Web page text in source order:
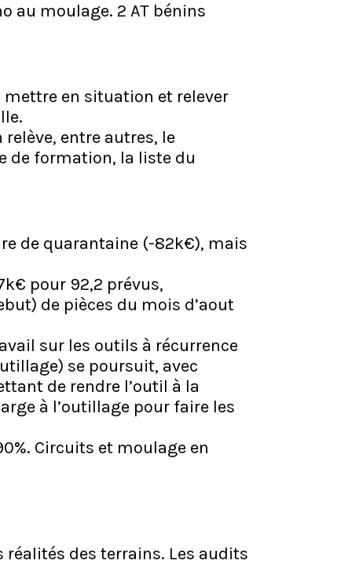
au moulage. 2 AT bénins
mettre en situation et relever
entre autres, le
de formation, la liste du
de quarantaine (-82k€), mais
pour 92,2 prévus,
de pièces du mois d’aout
sur les outils à récurrence
se poursuit, avec
de rendre l’outil à la
à l’outillage pour faire les
Circuits et moulage en
des terrains. Les audits